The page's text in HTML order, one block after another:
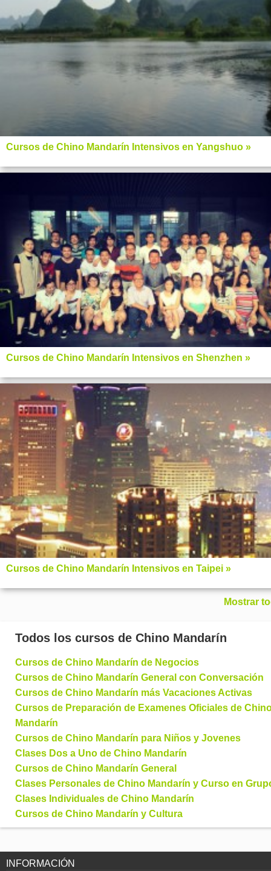
Cursos de Chino Mandarín Intensivos en Yangshuo »
Cursos de Chino Mandarín Intensivos en Shenzhen »
Cursos de Chino Mandarín Intensivos en Taipei »
Mostrar
Todos los cursos de Chino Mandarín
Cursos de Chino Mandarín de Negocios
Cursos de Chino Mandarín General con Conversación
Cursos de Chino Mandarín más Vacaciones Activas
Cursos de Preparación de Examenes Oficiales de
Mandarín
Cursos de Chino Mandarín para Niños y Jovenes
Clases Dos a Uno de Chino Mandarín
Cursos de Chino Mandarín General
Clases Personales de Chino Mandarín y Curso en
Clases Individuales de Chino Mandarín
Cursos de Chino Mandarín y Cultura
INFORMACIÓN